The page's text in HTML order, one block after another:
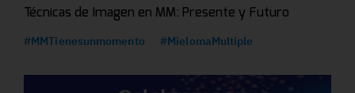
Técnicas de Imagen en MM: Presente y Futuro
#MMTienesunmomento #MielomaMultiple